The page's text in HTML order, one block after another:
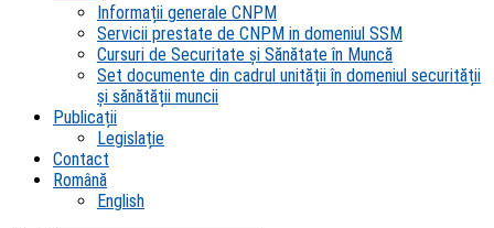
Informații generale CNPM
Servicii prestate de CNPM in domeniul SSM
Cursuri de Securitate și Sănătate în Muncă
Set documente din cadrul unității în domeniul securității
și sănătății muncii
Publicații
Legislație
Contact
Română
English